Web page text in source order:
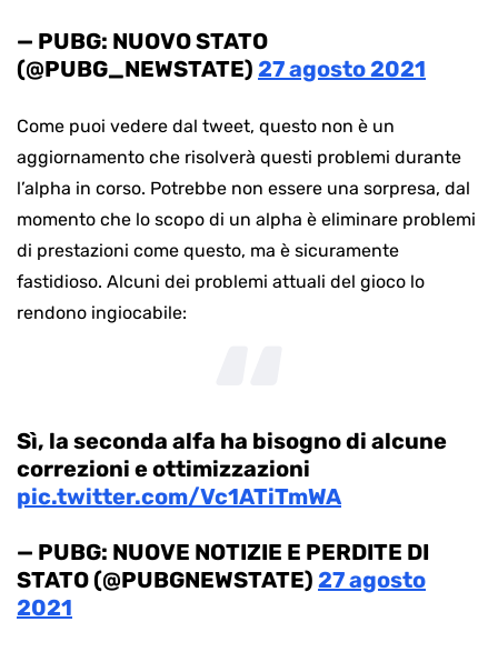
— PUBG: NUOVO STATO
(@PUBG_NEWSTATE) 27 agosto 2021
Come puoi vedere dal tweet, questo non è un
aggiornamento che risolverà questi problemi durante
l’alpha in corso. Potrebbe non essere una sorpresa, dal
momento che lo scopo di un alpha è eliminare problemi
di prestazioni come questo, ma è sicuramente
fastidioso. Alcuni dei problemi attuali del gioco lo
rendono ingiocabile:
Sì, la seconda alfa ha bisogno di alcune
correzioni e ottimizzazioni
pic.twitter.com/Vc1ATiTmWA
— PUBG: NUOVE NOTIZIE E PERDITE DI
STATO (@PUBGNEWSTATE) 27 agosto
2021